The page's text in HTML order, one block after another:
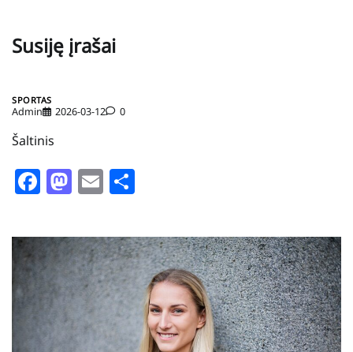
Susiję įrašai
SPORTAS
Admin 2026-03-12 0
Šaltinis
Facebook
Mastodon
Email